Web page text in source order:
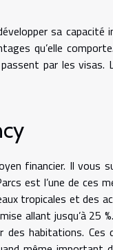
sa capacité
qu’elle
par les visas.
financier. Il vous
est l’une de ces
tropicales et des
allant jusqu’à 25
habitations. Ces